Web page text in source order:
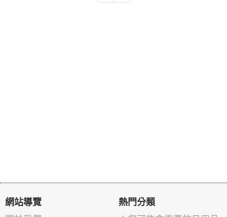
網站導覽 熱門分類